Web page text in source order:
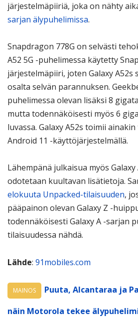
järjestelmäpiiriä, joka on nähty
sarjan älypuhelimissa.
Snapdragon 778G on selvästi
A52 5G -puhelimessa käytetty
järjestelmäpiiri, joten Galaxy A52s
osalta selvän parannuksen.
puhelimessa olevan lisäksi 8
mutta todennäköisesti myös 6
luvassa. Galaxy A52s toimii
Android 11 -käyttöjärjestelmällä.
Lähempänä julkaisua myös
odotetaan kuultavan lisätietoja.
elokuuta Unpacked-tilaisuuden,
pääpainon olevan Galaxy Z -
todennäköisesti Galaxy A -sarjan
tilaisuudessa nähdä.
Lähde: 91mobiles.com
MAINOS
Puuta, Alcantaraa ja
näin Motorola tekee